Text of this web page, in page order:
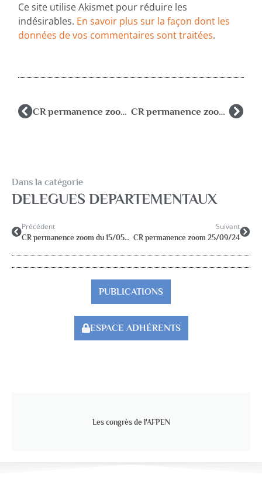
Ce site utilise Akismet pour réduire les
indésirables. En savoir plus sur la façon dont les
données de vos commentaires sont traitées.
CR permanence zoom du 15/05/24 CR permanence zoom 25/09/24
Dans la catégorie
DELEGUES DEPARTEMENTAUX
Précédent
CR permanence zoom du 15/05/24
Suivant
CR permanence zoom 25/09/24
PUBLICATIONS
ESPACE ADHÉRENTS
Les congrès de l'AFPEN